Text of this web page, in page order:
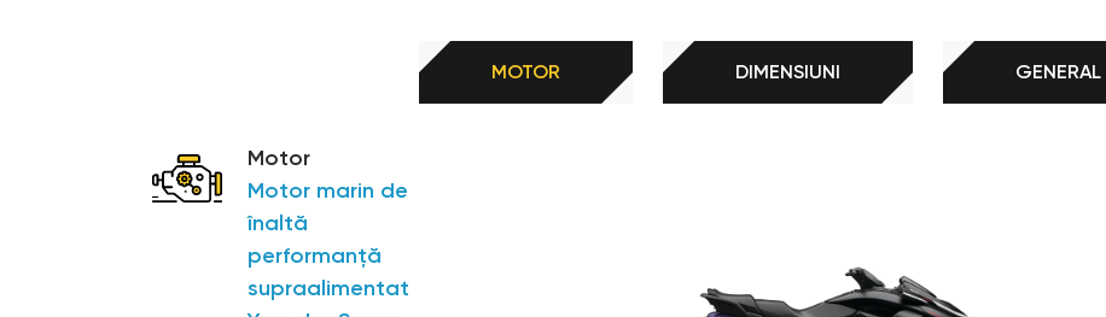
MOTOR DIMENSIUNI GENERAL
Motor
Motor marin de
înaltă
performanță
supraalimentat